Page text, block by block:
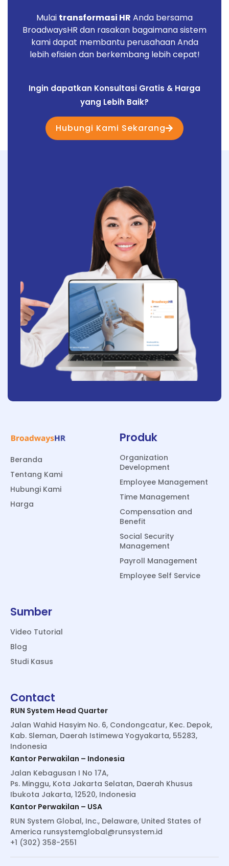
Mulai transformasi HR Anda bersama
BroadwaysHR dan rasakan bagaimana sistem
kami dapat membantu perusahaan Anda
lebih efisien dan berkembang lebih cepat!
Ingin dapatkan Konsultasi Gratis & Harga
yang Lebih Baik?
Hubungi Kami Sekarang
Beranda
Tentang Kami
Hubungi Kami
Harga
Produk
Organization
Development
Employee Management
Time Management
Compensation and
Benefit
Social Security
Management
Payroll Management
Employee Self Service
Sumber
Video Tutorial
Blog
Studi Kasus
Contact
RUN System Head Quarter
Jalan Wahid Hasyim No. 6, Condongcatur, Kec. Depok,
Kab. Sleman, Daerah Istimewa Yogyakarta, 55283,
Indonesia
Kantor Perwakilan – Indonesia
Jalan Kebagusan I No 17A,
Ps. Minggu, Kota Jakarta Selatan, Daerah Khusus
Ibukota Jakarta, 12520, Indonesia
Kantor Perwakilan – USA
RUN System Global, Inc., Delaware, United States of
America runsystemglobal@runsystem.id
+1 (302) 358-2551